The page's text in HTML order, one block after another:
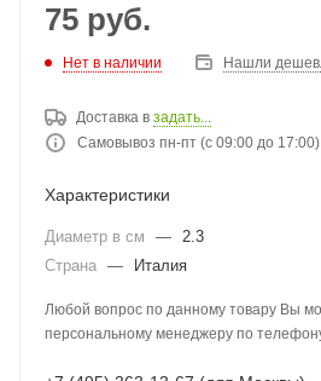
75 руб.
Нет в наличии Нашли
Доставка в задать...
Самовывоз пн-пт (с 09:00 до 17:00)
Характеристики
Диаметр в см — 2.3
Страна — Италия
Любой вопрос по данному товару Вы
персональному менеджеру по